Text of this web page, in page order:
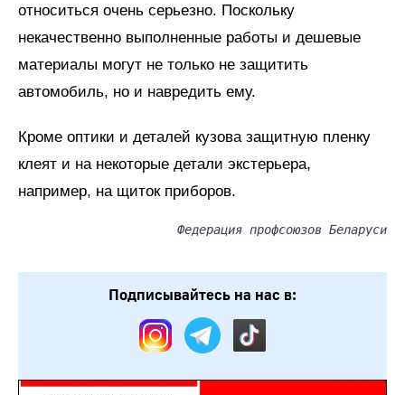
относиться очень серьезно. Поскольку
некачественно выполненные работы и дешевые
материалы могут не только не защитить
автомобиль, но и навредить ему.
Кроме оптики и деталей кузова защитную пленку
клеят и на некоторые детали экстерьера,
например, на щиток приборов.
Федерация профсоюзов Беларуси
Подписывайтесь на нас в: